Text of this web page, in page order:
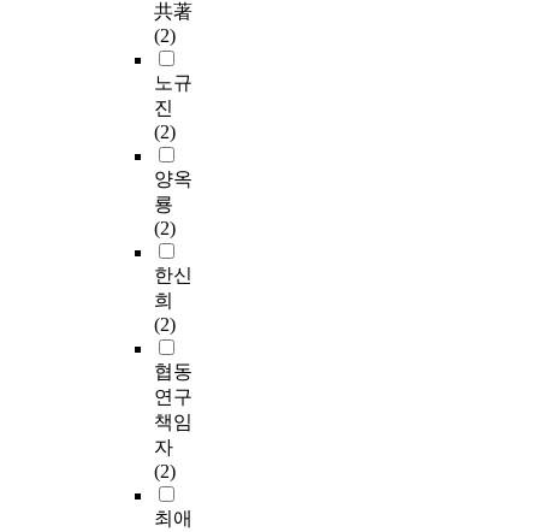
共著
(2)
노규
진
(2)
양옥
룡
(2)
한신
희
(2)
협동
연구
책임
자
(2)
최애